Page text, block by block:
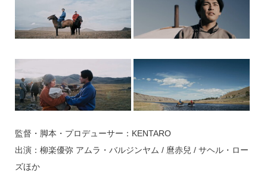
監督・脚本・プロデューサー：KENTARO
出演：柳楽優弥 アムラ・バルジンヤム / 麿赤兒 / サヘル・ロー
ズほか